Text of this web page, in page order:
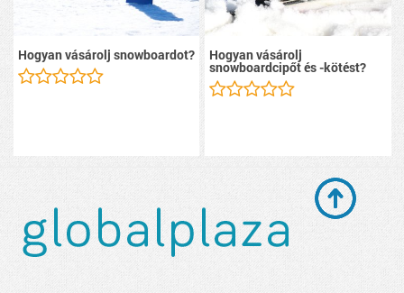
Hogyan vásárolj snowboardot? Hogyan vásárolj
snowboardcipőt és -kötést?